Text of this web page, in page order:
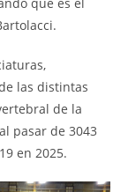
que es el
las distintas
de la
pasar de 3043
en 2025.